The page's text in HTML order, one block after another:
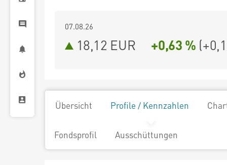
07.08.26
18,12 EUR +0,63 % (
Übersicht Profile / Kennzahlen
Fondsprofil Ausschüttungen